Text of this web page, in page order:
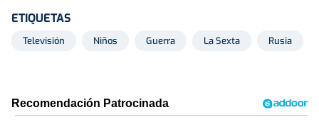
ETIQUETAS
Televisión Niños Guerra La Sexta Rusia